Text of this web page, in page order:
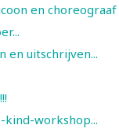
en choreograaf
en uitschrijven...
workshop...